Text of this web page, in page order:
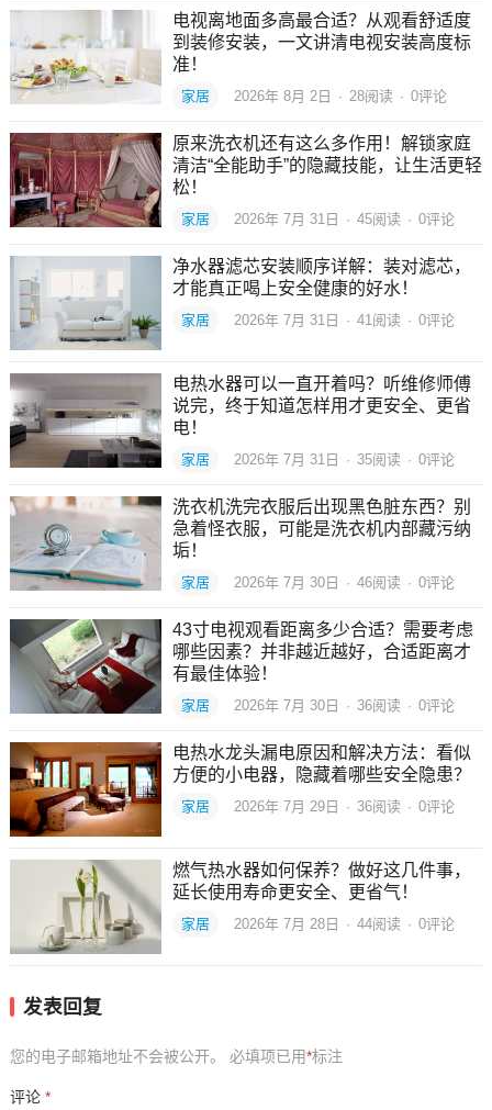
电视离地面多高最合适？从观看舒适度
到装修安装，一文讲清电视安装高度标
准！
家居 2026年 8月 2日 · 28阅读 · 0评论
原来洗衣机还有这么多作用！解锁家庭
清洁“全能助手”的隐藏技能，让生活更轻
松！
家居 2026年 7月 31日 · 45阅读 · 0评论
净水器滤芯安装顺序详解：装对滤芯，
才能真正喝上安全健康的好水！
家居 2026年 7月 31日 · 41阅读 · 0评论
电热水器可以一直开着吗？听维修师傅
说完，终于知道怎样用才更安全、更省
电！
家居 2026年 7月 31日 · 35阅读 · 0评论
洗衣机洗完衣服后出现黑色脏东西？别
急着怪衣服，可能是洗衣机内部藏污纳
垢！
家居 2026年 7月 30日 · 46阅读 · 0评论
43寸电视观看距离多少合适？需要考虑
哪些因素？并非越近越好，合适距离才
有最佳体验！
家居 2026年 7月 30日 · 36阅读 · 0评论
电热水龙头漏电原因和解决方法：看似
方便的小电器，隐藏着哪些安全隐患？
家居 2026年 7月 29日 · 36阅读 · 0评论
燃气热水器如何保养？做好这几件事，
延长使用寿命更安全、更省气！
家居 2026年 7月 28日 · 44阅读 · 0评论
发表回复
您的电子邮箱地址不会被公开。 必填项已用*标注
评论 *